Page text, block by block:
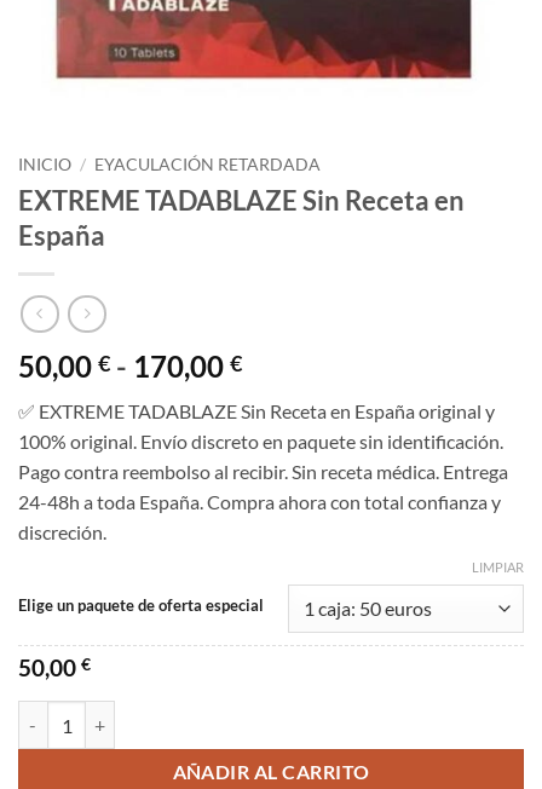
INICIO / EYACULACIÓN RETARDADA
EXTREME TADABLAZE Sin Receta en
España
50,00 € - 170,00 €Rango
precios:
desde
50,00 €
hasta
✅ EXTREME TADABLAZE Sin Receta en España original y
100% original. Envío discreto en paquete sin identificación.
Pago contra reembolso al recibir. Sin receta médica. Entrega
24-48h a toda España. Compra ahora con total confianza y
discreción.
Elige un paquete de oferta especial
LIMPIAR
50,00 €
AÑADIR AL CARRITO